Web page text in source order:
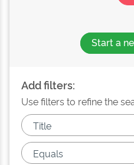
Start a
Add filters:
Use filters to refine the